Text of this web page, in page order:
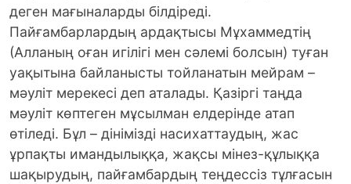
деген мағыналарды білдіреді.
Пайғамбарлардың ардақтысы Мұхаммедтің
(Алланың оған игілігі мен сәлемі болсын) туған
уақытына байланысты тойланатын мейрам –
мәуліт мерекесі деп аталады. Қазіргі таңда
мәуліт көптеген мұсылман елдерінде атап
өтіледі. Бұл – дінімізді насихаттаудың, жас
ұрпақты имандылыққа, жақсы мінез-құлыққа
шақырудың, пайғамбардың теңдессіз тұлғасын